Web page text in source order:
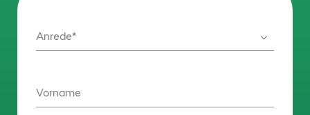
Anrede
Vorname